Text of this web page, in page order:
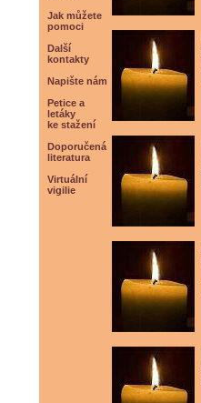
Jak můžete
pomoci
Další
kontakty
Napište nám
Petice a
letáky
ke stažení
Doporučená
literatura
Virtuální
vigilie